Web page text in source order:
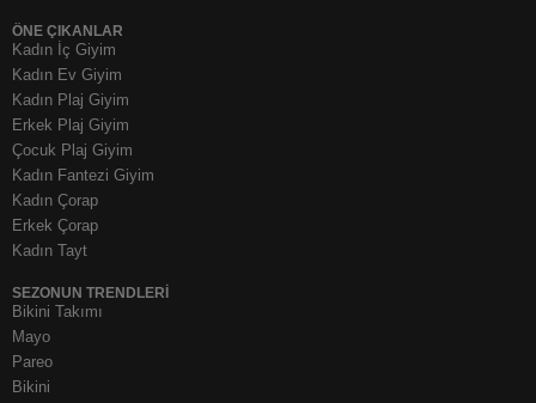
ÖNE ÇIKANLAR
Kadın İç Giyim
Kadın Ev Giyim
Kadın Plaj Giyim
Erkek Plaj Giyim
Çocuk Plaj Giyim
Kadın Fantezi Giyim
Kadın Çorap
Erkek Çorap
Kadın Tayt
SEZONUN TRENDLERI
Bikini Takımı
Mayo
Pareo
Bikini